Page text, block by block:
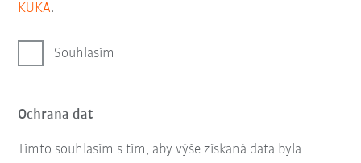
KUKA.
Souhlasím
Ochrana dat
Tímto souhlasím s tím, aby výše získaná data byla